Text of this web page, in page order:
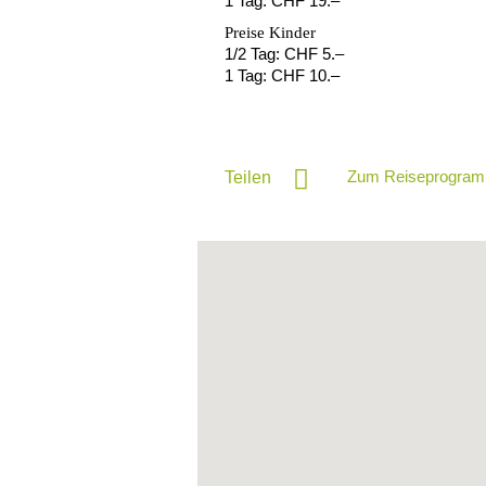
Preise Kinder
1/2 Tag: CHF 5.–
1 Tag: CHF 10.–
Teilen Zum